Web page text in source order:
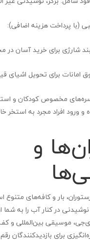
(با پرداخت هزینه اضافی):
شارژی برای خرید آسان در
امانات برای تحویل اشیای
مخصوص کودکان و
و ورود افراد مجرد به استخر
و
بار و کافه‌های
در کنار آب را به شما
موسیقی بین‌المللی و
برای بازدیدکنندگان